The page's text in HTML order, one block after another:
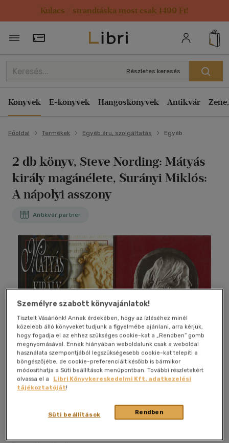
Kulacs / strandtáska most csak 1499 Ft!
Törzsvásárlói Kártya adatai
Részletes keresés
Könyvek E-könyvek Hangoskönyvek Antikvár
Főoldal Termékek Egyéb áru, szolgáltatás Egyéb
2 db könyv, Steve Nording: Mátyás
király magánélete, Surányi Miklós:
A nápolyi asszony
Antikvár partner
Kívánságlistához adom
Személyre szabott könyvajánlatok!
Tisztelt Vásárlónk! Annak érdekében, hogy az ízléséhez minél
közelebb álló könyveket tudjunk a figyelmébe ajánlani, arra kérjük,
hogy fogadja el az ehhez szükséges cookie-kat a „Rendben” gomb
megnyomásával. Ennek hiányában weboldalunk csak a weboldal
használata szempontjából legszükségesebb cookie-kat telepíti a
böngészőjébe, de cookie-preferenciáit később is bármikor
módosíthatja a Süti beállítások menüpontban. További részletekért
olvassa el a
Libri Könyvkereskedelmi Kft. adatkezelési
tájékoztatóját!
Rendben
Süti beállítások